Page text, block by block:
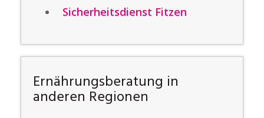
Sicherheitsdienst Fitzen
Ernährungsberatung in
anderen Regionen